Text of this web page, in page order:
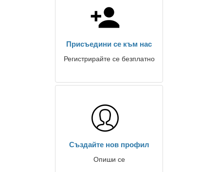
Присъедини се към нас
Регистрирайте се безплатно
Създайте нов профил
Опиши се